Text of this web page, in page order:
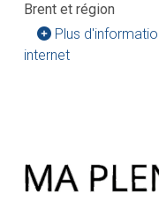
Brent et région
Plus
internet